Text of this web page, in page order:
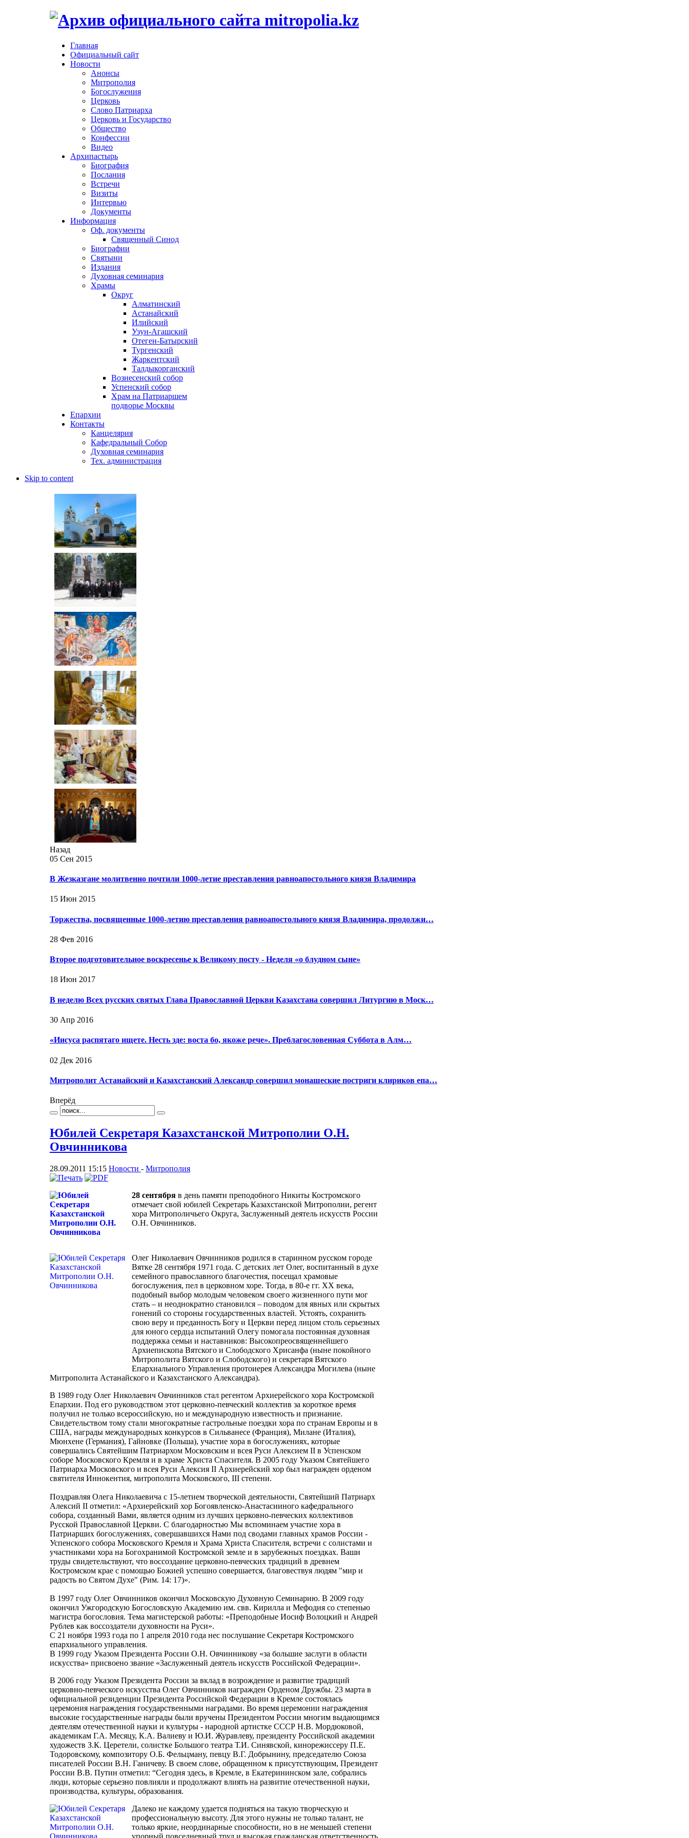
Главная
Официальный сайт
Новости
Анонсы
Митрополия
Богослужения
Церковь
Слово Патриарха
Церковь и Государство
Общество
Конфессии
Видео
Архипастырь
Биография
Послания
Встречи
Визиты
Интервью
Документы
Информация
Оф. документы
Священный Синод
Биографии
Святыни
Издания
Духовная семинария
Храмы
Округ
Алматинский
Астанайский
Илийский
Узун-Агашский
Отеген-Батырский
Тургенский
Жаркентский
Талдыкорганский
Вознесенский собор
Успенский собор
Храм на Патриаршем
подворье Москвы
Епархии
Контакты
Канцелярия
Кафедральный Собор
Духовная семинария
Тех. администрация
Skip to content
Назад
05 Сен 2015
В Жезказгане молитвенно почтили 1000-летие преставления равноапостольного князя Владимира
15 Июн 2015
Торжества, посвященные 1000-летию преставления равноапостольного князя Владимира, продолжи…
28 Фев 2016
Второе подготовительное воскресенье к Великому посту - Неделя «о блудном сыне»
18 Июн 2017
В неделю Всех русских святых Глава Православной Церкви Казахстана совершил Литургию в Моск…
30 Апр 2016
«Иисуса распятаго ищете. Несть зде: воста бо, якоже рече». Преблагословенная Суббота в Алм…
02 Дек 2016
Митрополит Астанайский и Казахстанский Александр совершил монашеские постриги клириков епа…
Вперёд
Юбилей Секретаря Казахстанской Митрополии О.Н.
Овчинникова
28.09.2011 15:15 Новости - Митрополия
28 сентября в день памяти преподобного Никиты Костромского
отмечает свой юбилей Секретарь Казахстанской Митрополии, регент
хора Митрополичьего Округа, Заслуженный деятель искусств России
О.Н. Овчинников.
Олег Николаевич Овчинников родился в старинном русском городе
Вятке 28 сентября 1971 года. С детских лет Олег, воспитанный в духе
семейного православного благочестия, посещал храмовые
богослужения, пел в церковном хоре. Тогда, в 80-е гг. XX века,
подобный выбор молодым человеком своего жизненного пути мог
стать – и неоднократно становился – поводом для явных или скрытых
гонений со стороны государственных властей. Устоять, сохранить
свою веру и преданность Богу и Церкви перед лицом столь серьезных
для юного сердца испытаний Олегу помогала постоянная духовная
поддержка семьи и наставников: Высокопреосвященнейшего
Архиепископа Вятского и Слободского Хрисанфа (ныне покойного
Митрополита Вятского и Слободского) и секретаря Вятского
Епархиального Управления протоиерея Александра Могилева (ныне
Митрополита Астанайского и Казахстанского Александра).
В 1989 году Олег Николаевич Овчинников стал регентом Архиерейского хора Костромской
Епархии. Под его руководством этот церковно-певческий коллектив за короткое время
получил не только всероссийскую, но и международную известность и признание.
Свидетельством тому стали многократные гастрольные поездки хора по странам Европы и в
США, награды международных конкурсов в Сильванесе (Франция), Милане (Италия),
Мюнхене (Германия), Гайновке (Польша), участие хора в богослужениях, которые
совершались Святейшим Патриархом Московским и всея Руси Алексием II в Успенском
соборе Московского Кремля и в храме Христа Спасителя. В 2005 году Указом Святейшего
Патриарха Московского и всея Руси Алексия II Архиерейский хор был награжден орденом
святителя Иннокентия, митрополита Московского, III степени.
Поздравляя Олега Николаевича с 15-летием творческой деятельности, Святейший Патриарх
Алексий II отметил: «Архиерейский хор Богоявленско-Анастасииного кафедрального
собора, созданный Вами, является одним из лучших церковно-певческих коллективов
Русской Православной Церкви. С благодарностью Мы вспоминаем участие хора в
Патриарших богослужениях, совершавшихся Нами под сводами главных храмов России -
Успенского собора Московского Кремля и Храма Христа Спасителя, встречи с солистами и
участниками хора на Богохранимой Костромской земле и в зарубежных поездках. Ваши
труды свидетельствуют, что воссоздание церковно-певческих традиций в древнем
Костромском крае с помощью Божией успешно совершается, благовествуя людям "мир и
радость во Святом Духе" (Рим. 14: 17)».
В 1997 году Олег Овчинников окончил Московскую Духовную Семинарию. В 2009 году
окончил Ужгородскую Богословскую Академию им. свв. Кирилла и Мефодия со степенью
магистра богословия. Тема магистерской работы: «Преподобные Иосиф Волоцкий и Андрей
Рублев как воссоздатели духовности на Руси».
С 21 ноября 1993 года по 1 апреля 2010 года нес послушание Секретаря Костромского
епархиального управления.
В 1999 году Указом Президента России О.Н. Овчинникову «за большие заслуги в области
искусства» присвоено звание «Заслуженный деятель искусств Российской Федерации».
В 2006 году Указом Президента России за вклад в возрождение и развитие традиций
церковно-певческого искусства Олег Овчинников награжден Орденом Дружбы. 23 марта в
официальной резиденции Президента Российской Федерации в Кремле состоялась
церемония награждения государственными наградами. Во время церемонии награждения
высокие государственные награды были вручены Президентом России многим выдающимся
деятелям отечественной науки и культуры - народной артистке СССР Н.В. Мордюковой,
академикам Г.А. Месяцу, К.А. Валиеву и Ю.И. Журавлеву, президенту Российской академии
художеств З.К. Церетели, солистке Большого театра Т.И. Синявской, кинорежиссеру П.Е.
Тодоровскому, композитору О.Б. Фельцману, певцу В.Г. Добрынину, председателю Союза
писателей России В.Н. Ганичеву. В своем слове, обращенном к присутствующим, Президент
России В.В. Путин отметил: “Сегодня здесь, в Кремле, в Екатерининском зале, собрались
люди, которые серьезно повлияли и продолжают влиять на развитие отечественной науки,
производства, культуры, образования.
Далеко не каждому удается подняться на такую творческую и
профессиональную высоту. Для этого нужны не только талант, не
только яркие, неординарные способности, но в не меньшей степени
упорный повседневный труд и высокая гражданская ответственность.